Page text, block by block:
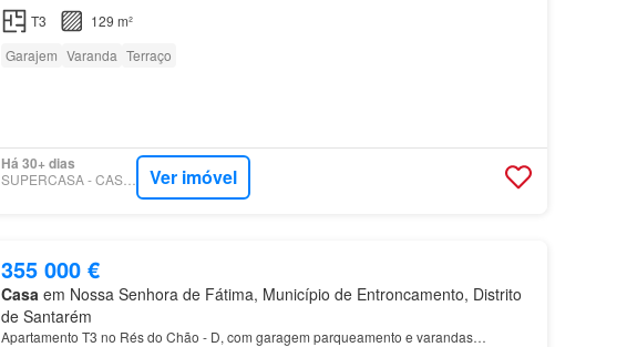
T3
129 m²
Garajem Varanda Terraço
Há 30+ dias
SUPERCASA - CASA - CLICK Ver imóvel
355 000 €
Casa em Nossa Senhora de Fátima, Município de Entroncamento, Distrito
de Santarém
Apartamento T3 no Rés do Chão - D, com garagem parqueamento e varandas…